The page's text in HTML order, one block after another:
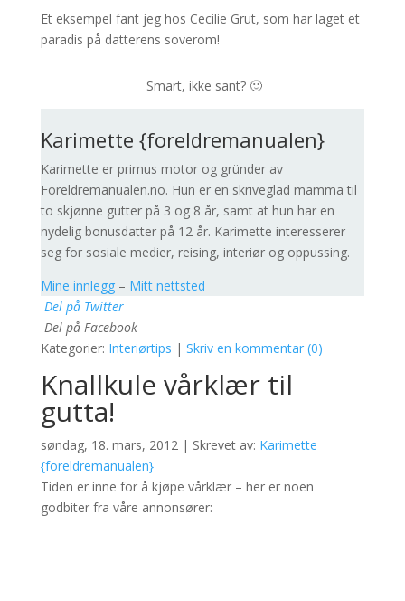
Et eksempel fant jeg hos Cecilie Grut, som har laget et
paradis på datterens soverom!
Smart, ikke sant? 🙂
Karimette {foreldremanualen}
Karimette er primus motor og gründer av
Foreldremanualen.no. Hun er en skriveglad mamma til
to skjønne gutter på 3 og 8 år, samt at hun har en
nydelig bonusdatter på 12 år. Karimette interesserer
seg for sosiale medier, reising, interiør og oppussing.
Mine innlegg– Mitt nettsted
Del på Twitter
Del på Facebook
Kategorier: Interiørtips | Skriv en kommentar (0)
Knallkule vårklær til
gutta!
søndag, 18. mars, 2012 | Skrevet av: Karimette
{foreldremanualen}
Tiden er inne for å kjøpe vårklær – her er noen
godbiter fra våre annonsører: